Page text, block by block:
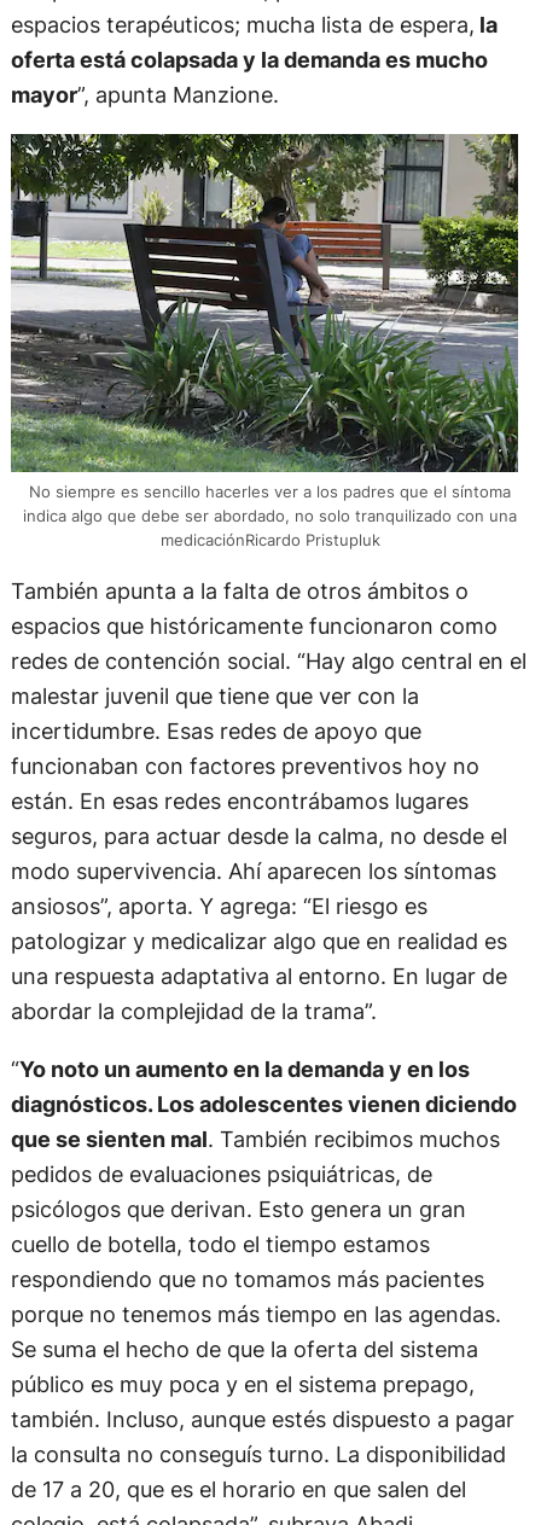
espacios terapéuticos; mucha lista de espera, la
oferta está colapsada y la demanda es mucho
mayor”, apunta Manzione.
No siempre es sencillo hacerles ver a los padres que el síntoma
indica algo que debe ser abordado, no solo tranquilizado con una
medicaciónRicardo Pristupluk
También apunta a la falta de otros ámbitos o
espacios que históricamente funcionaron como
redes de contención social. “Hay algo central en el
malestar juvenil que tiene que ver con la
incertidumbre. Esas redes de apoyo que
funcionaban con factores preventivos hoy no
están. En esas redes encontrábamos lugares
seguros, para actuar desde la calma, no desde el
modo supervivencia. Ahí aparecen los síntomas
ansiosos”, aporta. Y agrega: “El riesgo es
patologizar y medicalizar algo que en realidad es
una respuesta adaptativa al entorno. En lugar de
abordar la complejidad de la trama”.
“Yo noto un aumento en la demanda y en los
diagnósticos. Los adolescentes vienen diciendo
que se sienten mal. También recibimos muchos
pedidos de evaluaciones psiquiátricas, de
psicólogos que derivan. Esto genera un gran
cuello de botella, todo el tiempo estamos
respondiendo que no tomamos más pacientes
porque no tenemos más tiempo en las agendas.
Se suma el hecho de que la oferta del sistema
público es muy poca y en el sistema prepago,
también. Incluso, aunque estés dispuesto a pagar
la consulta no conseguís turno. La disponibilidad
de 17 a 20, que es el horario en que salen del